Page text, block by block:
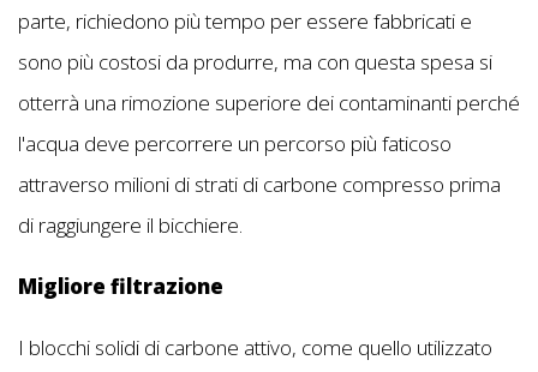
parte, richiedono più tempo per essere fabbricati e
sono più costosi da produrre, ma con questa spesa si
otterrà una rimozione superiore dei contaminanti perché
l'acqua deve percorrere un percorso più faticoso
attraverso milioni di strati di carbone compresso prima
di raggiungere il bicchiere.
Migliore filtrazione
I blocchi solidi di carbone attivo, come quello utilizzato